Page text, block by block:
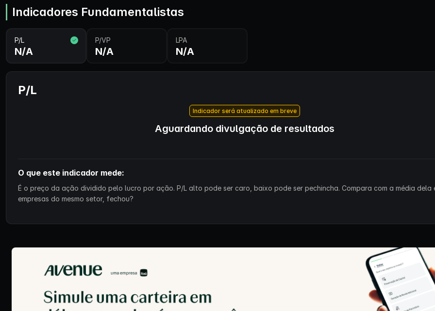
Indicadores Fundamentalistas
P/L
N/A
P/VP
N/A
LPA
N/A
P/L
Indicador será atualizado em breve
Aguardando divulgação de resultados
O que este indicador mede:
É o preço da ação dividido pelo lucro por ação. P/L alto pode ser caro, baixo pode ser pechincha. Compara com a média dela
empresas do mesmo setor, fechou?